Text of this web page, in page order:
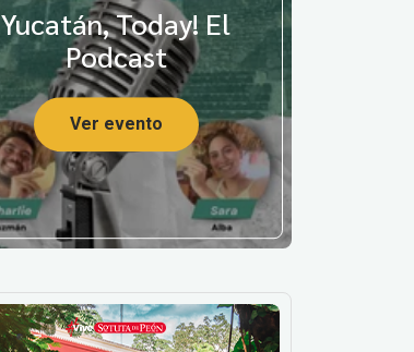
Yucatán, Today! El
Podcast
Ver evento